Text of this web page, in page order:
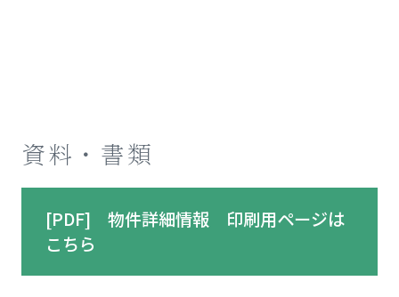
資料・書類
[PDF] 物件詳細情報 印刷用ページは
こちら